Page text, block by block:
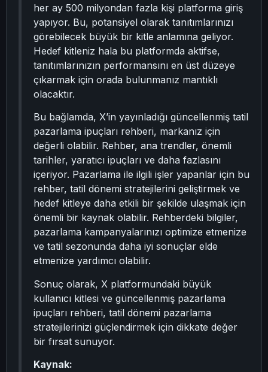
her ay 500 milyondan fazla kişi platforma giriş
yapıyor. Bu, potansiyel olarak tanıtımlarınızı
görebilecek büyük bir kitle anlamına geliyor.
Hedef kitleniz hala bu platformda aktifse,
tanıtımlarınızın performansını en üst düzeye
çıkarmak için orada bulunmanız mantıklı
olacaktır.
Bu bağlamda, X’in yayınladığı güncellenmiş tatil
pazarlama ipuçları rehberi, markanız için
değerli olabilir. Rehber, ana trendler, önemli
tarihler, yaratıcı ipuçları ve daha fazlasını
içeriyor. Pazarlama ile ilgili işler yapanlar için bu
rehber, tatil dönemi stratejilerini geliştirmek ve
hedef kitleye daha etkili bir şekilde ulaşmak için
önemli bir kaynak olabilir. Rehberdeki bilgiler,
pazarlama kampanyalarınızı optimize etmenize
ve tatil sezonunda daha iyi sonuçlar elde
etmenize yardımcı olabilir.
Sonuç olarak, X platformundaki büyük
kullanıcı kitlesi ve güncellenmiş pazarlama
ipuçları rehberi, tatil dönemi pazarlama
stratejilerinizi güçlendirmek için dikkate değer
bir fırsat sunuyor.
Kaynak: